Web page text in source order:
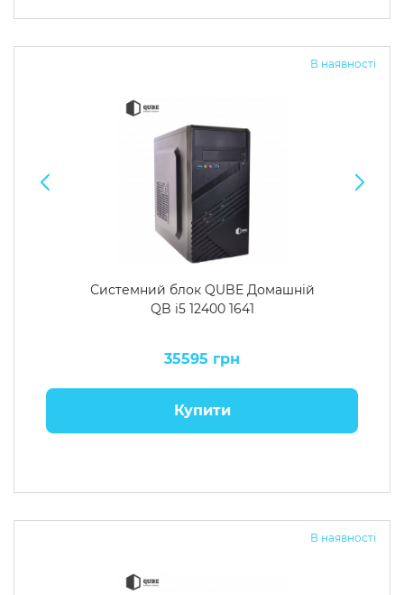
В наявності
Системний блок QUBE Домашній
QB i5 12400 1641
35595 грн
Купити
В наявності